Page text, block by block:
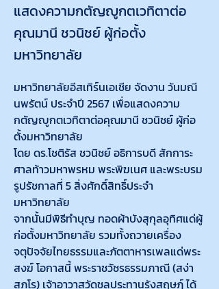
แสดงความกตัญญูกตเวทิตาต่อ
คุณมานี ชวนิชย์ ผู้ก่อตั้ง
มหาวิทยาลัย
มหาวิทยาลัยอีสเทิร์นเอเชีย จัดงาน วันมณี
นพรัตน์ ประจำปี 2567 เพื่อแสดงความ
กตัญญูกตเวทิตาต่อคุณมานี ชวนิชย์ ผู้ก่อ
ตั้งมหาวิทยาลัย
โดย ดร.โชติรัส ชวนิชย์ อธิการบดี สักการะ
ศาลท้าวมหาพรหม พระพิฆเนศ และพระบรม
รูปรัชกาลที่ 5 สิ่งศักดิ์สิทธิ์ประจำ
มหาวิทยาลัย
จากนั้นมีพิธีทำบุญ ทอดผ้าบังสุกุลอุทิศแด่ผู้
ก่อตั้งมหาวิทยาลัย รวมทั้งถวายเครื่อง
จตุปัจจัยไทยธรรมและภัตตาหารเพลแด่พระ
สงฆ์ โอกาสนี้ พระราชวัชรธรรมภาณี (สง่า
สุภโร) เจ้าอาวาสวัดชลประทานรังสฤษฏ์ ได้